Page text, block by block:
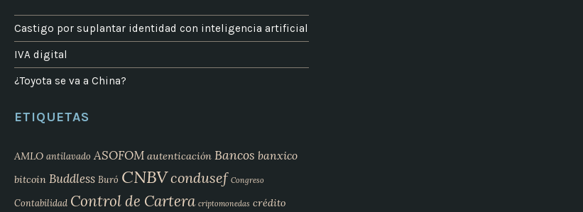
Castigo por suplantar identidad con inteligencia artificial
IVA digital
¿Toyota se va a China?
ETIQUETAS
AMLO antilavado ASOFOM autenticación Bancos banxico
bitcoin Buddless Buró CNBVcondusef Congreso
Contabilidad Control de Cartera criptomonedas crédito